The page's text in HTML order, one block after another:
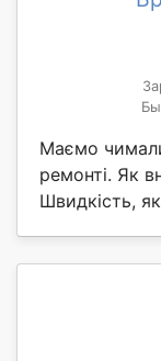
Маємо
ремонті. Як
Швидкість,